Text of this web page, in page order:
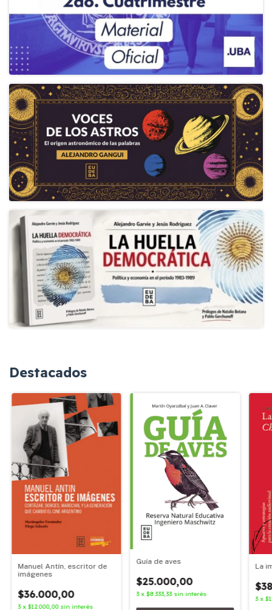
Destacados
Manuel Antín, escritor de
imágenes
$36.000,00
3 x $12.000,00 sin interés
Guía de aves
$25.000,00
3 x$8.333,33 sin interés
La
3 x